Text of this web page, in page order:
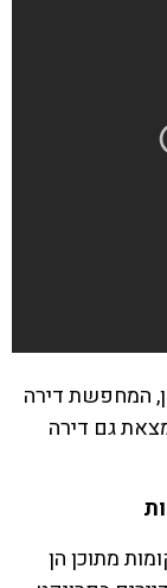
המחפשת דירה
גם דירה
מתוכן הן